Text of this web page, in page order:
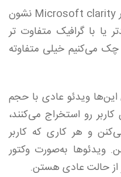
ریکوردینگ هایی که ابزار Microsoft clarity نشون
یا با گرافیک متفاوت تر
می‌کنیم خیلی متفاوته
ویدئو عادی با حجم
کاربر رو استخراج می‌کنند،
و هر کاری که کاربر
ویدئوها به‌صورت وکتور
از حالت عادی هستن.